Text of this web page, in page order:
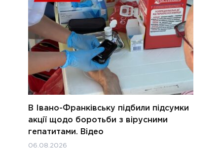
В Івано-Франківську підбили підсумки
акції щодо боротьби з вірусними
гепатитами. Відео
06.08.2026